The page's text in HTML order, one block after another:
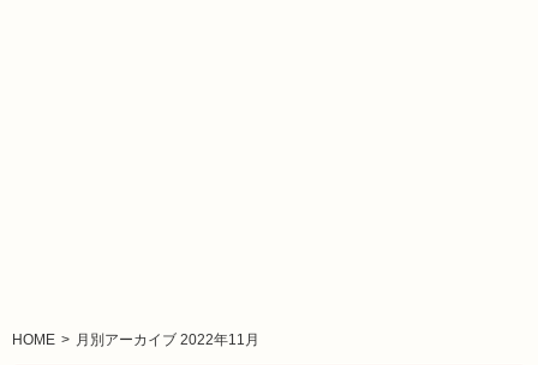
HOME 月別アーカイブ 2022年11月